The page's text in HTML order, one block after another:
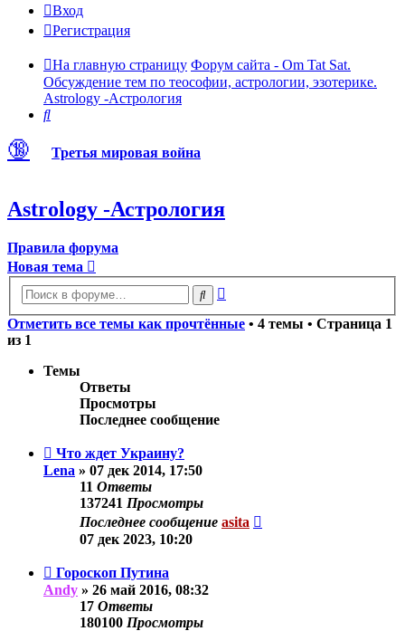
Вход
Регистрация
На главную страницу Форум сайта - Om Tat Sat.
Обсуждение тем по теософии, астрологии, эзотерике.
Astrology -Астрология
Поиск
🔞 Третья мировая война
Astrology -Астрология
Правила форума
Новая тема
Поиск
Отметить все темы как прочтённые • 4 темы • Страница 1
из 1
Темы
Ответы
Просмотры
Последнее сообщение
Что ждет Украину?
Lena » 07 дек 2014, 17:50
11 Ответы
137241 Просмотры
Последнее сообщение asita
07 дек 2023, 10:20
Гороскоп Путина
Andy » 26 май 2016, 08:32
17 Ответы
180100 Просмотры